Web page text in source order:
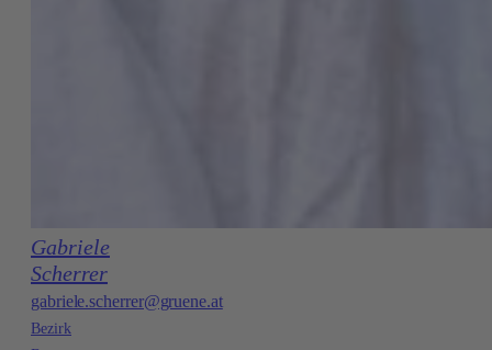
Gabriele
Scherrer
gabriele.scherrer@gruene.at
Bezirk